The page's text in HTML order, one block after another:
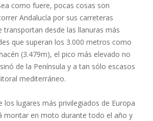
como fuere, pocas cosas son
Andalucía por sus carreteras
transportan desde las llanuras más
que superan los 3.000 metros como
(3.479m), el pico más elevado no
de la Península y a tan sólo escasos
mediterráneo.
los lugares más privilegiados de Europa
montar en moto durante todo el año y